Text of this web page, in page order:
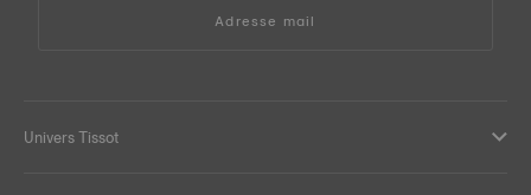
Adresse mail
Univers Tissot